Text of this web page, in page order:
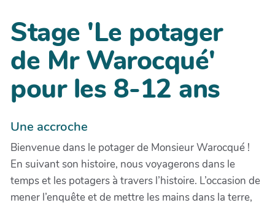
Stage 'Le potager
de Mr Warocqué'
pour les 8-12 ans
Une accroche
Bienvenue dans le potager de Monsieur Warocqué !
En suivant son histoire, nous voyagerons dans le
temps et les potagers à travers l’histoire. L’occasion de
mener l’enquête et de mettre les mains dans la terre,